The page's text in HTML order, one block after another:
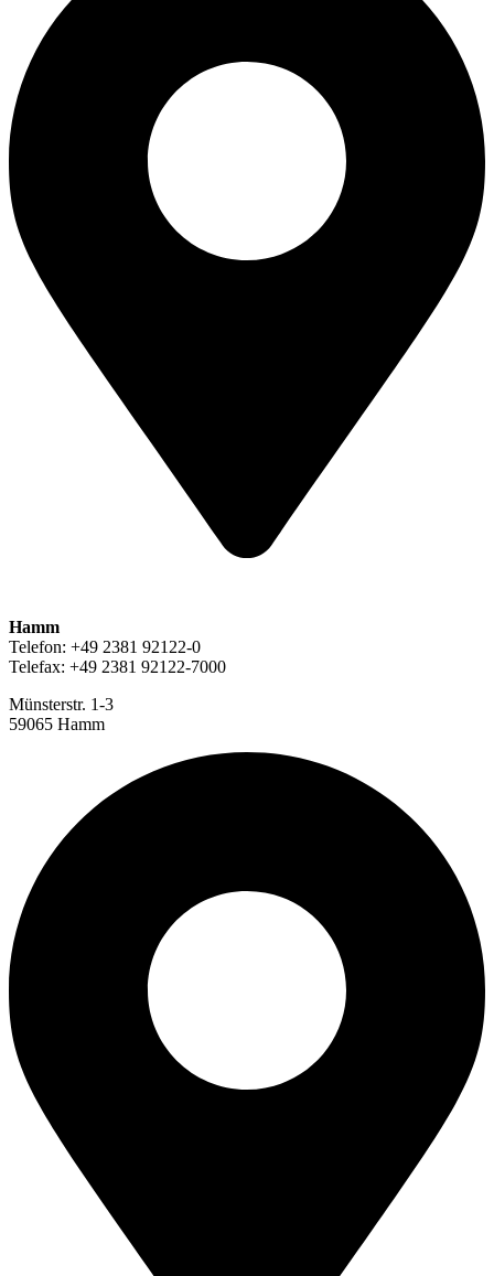
Hamm
Telefon: +49 2381 92122-0
Telefax: +49 2381 92122-7000
Münsterstr. 1-3
59065 Hamm